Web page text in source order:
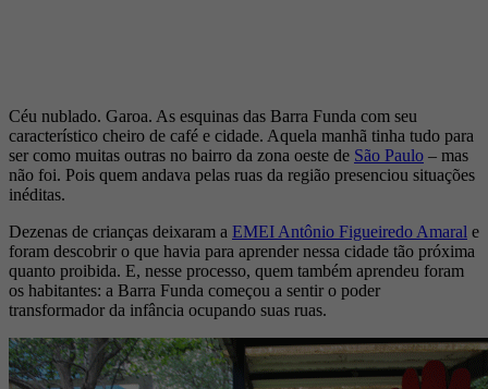
Céu nublado. Garoa. As esquinas das Barra Funda com seu
característico cheiro de café e cidade. Aquela manhã tinha tudo para
ser como muitas outras no bairro da zona oeste de São Paulo – mas
não foi. Pois quem andava pelas ruas da região presenciou situações
inéditas.
Dezenas de crianças deixaram a EMEI Antônio Figueiredo Amaral e
foram descobrir o que havia para aprender nessa cidade tão próxima
quanto proibida. E, nesse processo, quem também aprendeu foram
os habitantes: a Barra Funda começou a sentir o poder
transformador da infância ocupando suas ruas.